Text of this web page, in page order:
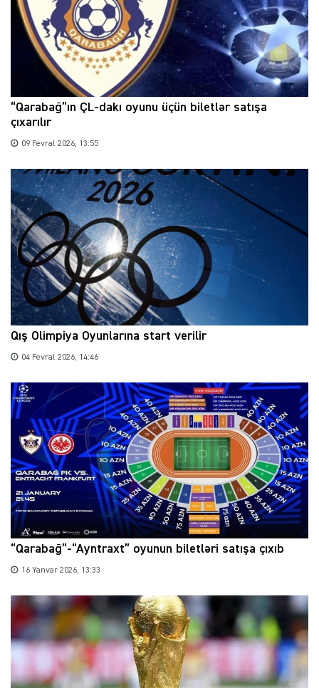
“Qarabağ”ın ÇL-dakı oyunu üçün biletlər satışa
çıxarılır
09 Fevral 2026, 13:55
Qış Olimpiya Oyunlarına start verilir
04 Fevral 2026, 14:46
“Qarabağ”-“Ayntraxt” oyunun biletləri satışa çıxıb
16 Yanvar 2026, 13:33